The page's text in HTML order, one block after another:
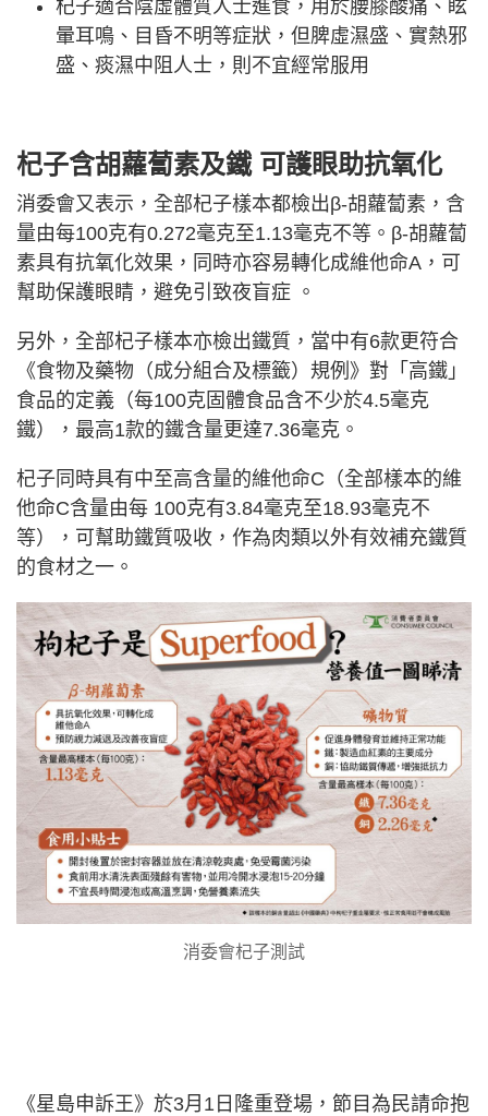
杞子適合陰虛體質人士進食，用於腰膝酸痛、眩
暈耳鳴、目昏不明等症狀，但脾虛濕盛、實熱邪
盛、痰濕中阻人士，則不宜經常服用
杞子含胡蘿蔔素及鐵 可護眼助抗氧化
消委會又表示，全部杞子樣本都檢出β-胡蘿蔔素，含
量由每100克有0.272毫克至1.13毫克不等。β-胡蘿蔔
素具有抗氧化效果，同時亦容易轉化成維他命A，可
幫助保護眼睛，避免引致夜盲症 。
另外，全部杞子樣本亦檢出鐵質，當中有6款更符合
《食物及藥物（成分組合及標籤）規例》對「高鐵」
食品的定義（每100克固體食品含不少於4.5毫克
鐵），最高1款的鐵含量更達7.36毫克。
杞子同時具有中至高含量的維他命C（全部樣本的維
他命C含量由每 100克有3.84毫克至18.93毫克不
等），可幫助鐵質吸收，作為肉類以外有效補充鐵質
的食材之一。
消委會杞子測試
《星島申訴王》於3月1日隆重登場，節目為民請命抱